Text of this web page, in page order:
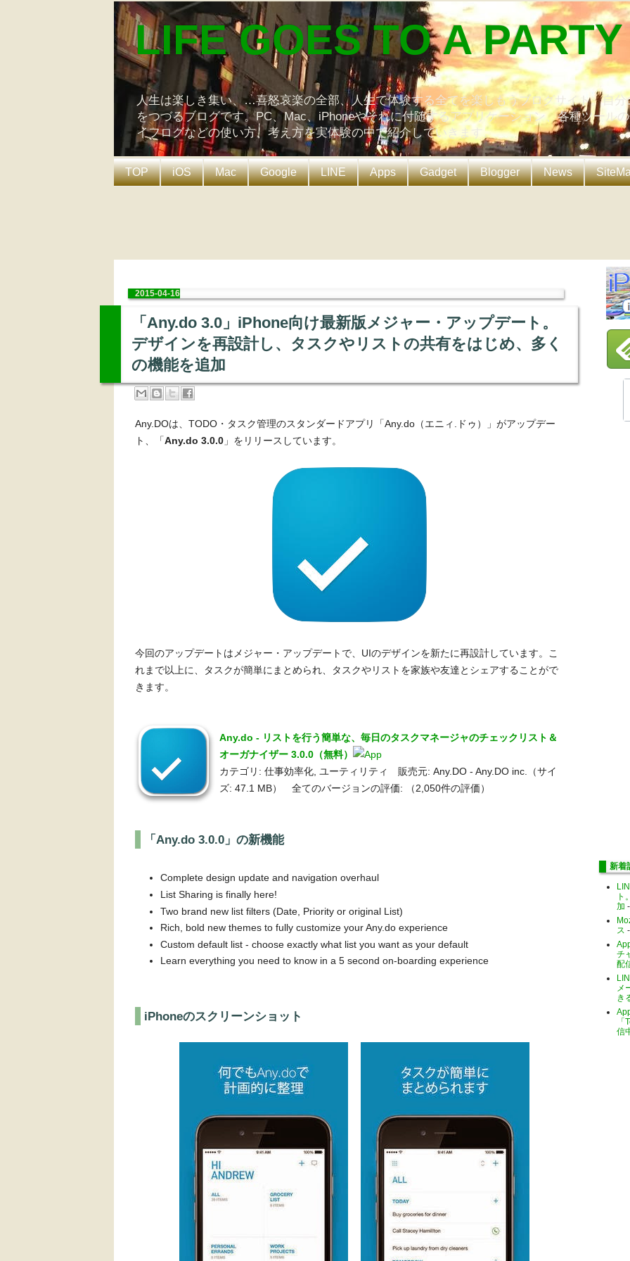
LIFE GOES TO A PARTY
人生は楽しき集い、…喜怒哀楽の全部、人生で体験する全てを楽しもうブログサイト。自
をつづるブログです。PC、Mac、iPhoneやそれに付随するアプリケーション、各種ツール
イフログなどの使い方、考え方を実体験の中で紹介していきます。
TOP iOS Mac Google LINE Apps Gadget Blogger News
2015-04-16
「Any.do 3.0」iPhone向け最新版メジャー・アップデート。
デザインを再設計し、タスクやリストの共有をはじめ、多く
の機能を追加
Any.DOは、TODO・タスク管理のスタンダードアプリ「Any.do（エニィ.ドゥ）」がアップデー
ト、「Any.do 3.0.0 」をリリースしています。
今回のアップデートはメジャー・アップデートで、UIのデザインを新たに再設計しています。こ
れまで以上に、タスクが簡単にまとめられ、タスクやリストを家族や友達とシェアすることがで
きます。
Any.do - リストを行う簡単な、毎日のタスクマネージャのチェックリスト＆
オーガナイザー 3.0.0（無料）
カテゴリ: 仕事効率化, ユーティリティ 販売元: Any.DO - Any.DO inc.（サイ
ズ: 47.1 MB） 全てのバージョンの評価:
（2,050件の評価）
「Any.do 3.0.0」の新機能
Complete design update and navigation overhaul
List Sharing is finally here!
Two brand new list filters (Date, Priority or original List)
Rich, bold new themes to fully customize your Any.do experience
Custom default list - choose exactly what list you want as your default
Learn everything you need to know in a 5 second on-boarding experience
iPhoneのスクリーンショット
新着
ト
加
ス
チ
配
メ
き
信